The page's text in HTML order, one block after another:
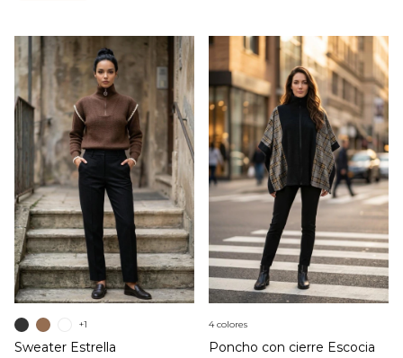
Sweater Estrella
+1
Poncho con cierre Escocia
4 colores